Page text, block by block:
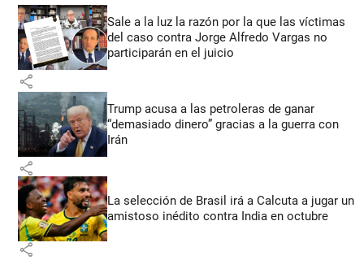
Sale a la luz la razón por la que las víctimas
del caso contra Jorge Alfredo Vargas no
participarán en el juicio
share
Trump acusa a las petroleras de ganar
“demasiado dinero” gracias a la guerra con
Irán
share
La selección de Brasil irá a Calcuta a jugar un
amistoso inédito contra India en octubre
share